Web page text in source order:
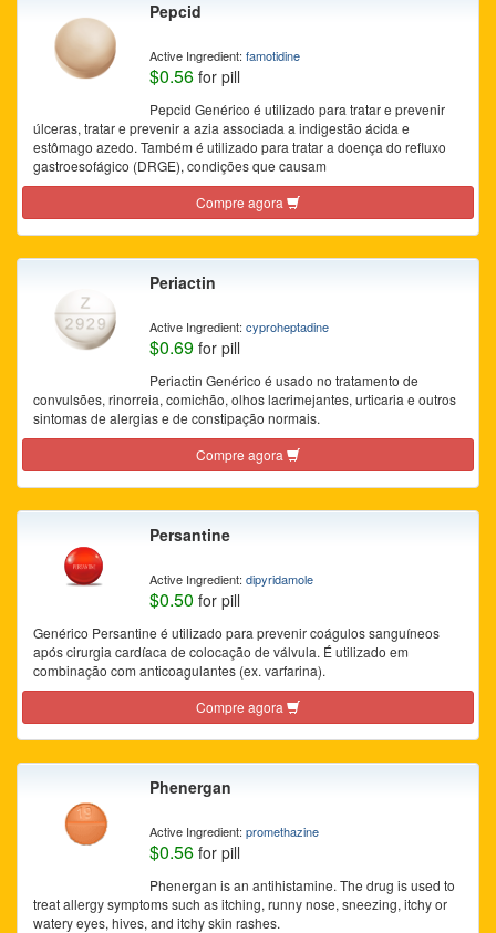
Pepcid
Active Ingredient: famotidine
$0.56 for pill
Pepcid Genérico é utilizado para tratar e prevenir
úlceras, tratar e prevenir a azia associada a indigestão ácida e
estômago azedo. Também é utilizado para tratar a doença do refluxo
gastroesofágico (DRGE), condições que causam
Compre agora
Periactin
Active Ingredient: cyproheptadine
$0.69 for pill
Periactin Genérico é usado no tratamento de
convulsões, rinorreia, comichão, olhos lacrimejantes, urticaria e outros
sintomas de alergias e de constipação normais.
Compre agora
Persantine
Active Ingredient: dipyridamole
$0.50 for pill
Genérico Persantine é utilizado para prevenir coágulos sanguíneos
após cirurgia cardíaca de colocação de válvula. É utilizado em
combinação com anticoagulantes (ex. varfarina).
Compre agora
Phenergan
Active Ingredient: promethazine
$0.56 for pill
Phenergan is an antihistamine. The drug is used to
treat allergy symptoms such as itching, runny nose, sneezing, itchy or
watery eyes, hives, and itchy skin rashes.